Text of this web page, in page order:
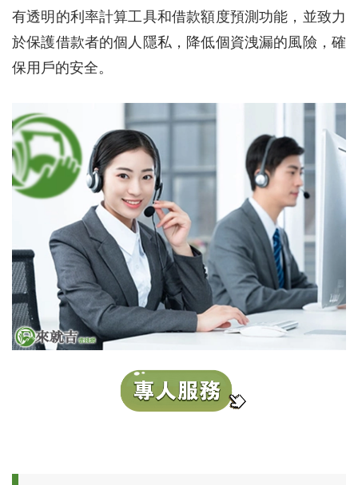
有透明的利率計算工具和借款額度預測功能，並致力
於保護借款者的個人隱私，降低個資洩漏的風險，確
保用戶的安全。